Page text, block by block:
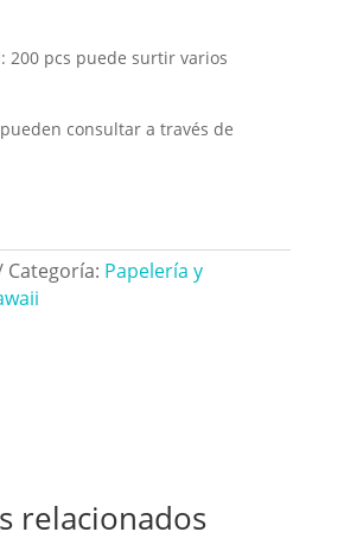
200 pcs puede surtir varios
pueden consultar a través de
Categoría: Papelería y
relacionados